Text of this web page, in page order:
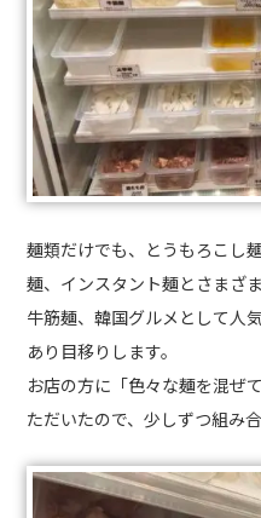
麺類だけでも、とうもろこし
麺、インスタント麺とさまざ
牛筋麺、韓国グルメとして人
あり目移りします。
お店の方に「色々な麺を混ぜ
ただいたので、少しずつ組み